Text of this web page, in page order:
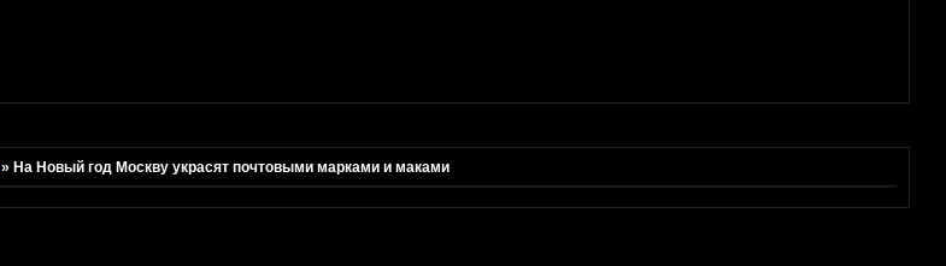
» На Новый год Москву украсят почтовыми марками и маками